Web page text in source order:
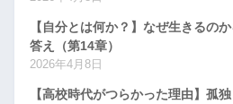
【自分とは何か？】なぜ生きるの
答え（第14章）
2026年4月8日
【高校時代がつらかった理由】孤